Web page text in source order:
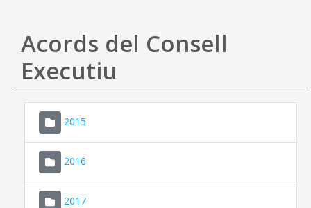
Ajuda
Acords del Consell
Executiu
2015
2016
2017